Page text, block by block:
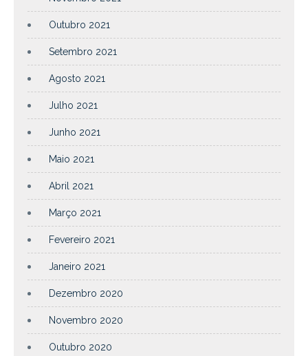
Outubro 2021
Setembro 2021
Agosto 2021
Julho 2021
Junho 2021
Maio 2021
Abril 2021
Março 2021
Fevereiro 2021
Janeiro 2021
Dezembro 2020
Novembro 2020
Outubro 2020